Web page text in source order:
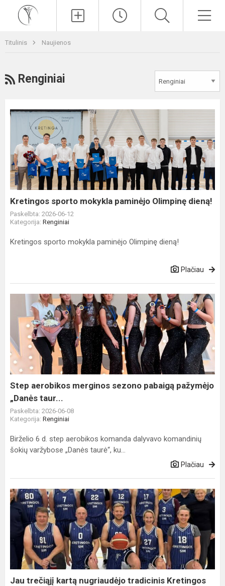
Titulinis Naujienos
RSS
Renginiai
Kretingos
sporto
mokykla
paminėjo
Olimpinę
dieną!
Kretingos sporto mokykla paminėjo Olimpinę dieną!
Paskelbta: 2026-06-12
Kategorija: Renginiai
Kretingos sporto mokykla paminėjo Olimpinę dieną!
Plačiau
Step
aerobikos
merginos
sezono
pabaigą
pažymėjo
„Danės
taur...
Step aerobikos merginos sezono pabaigą pažymėjo
„Danės taur...
Paskelbta: 2026-06-08
Kategorija: Renginiai
Birželio 6 d. step aerobikos komanda dalyvavo komandinių
šokių varžybose „Danės taurė“, ku...
Plačiau
Jau
trečiąjį
kartą
nugriaudėjo
tradicinis
Kretingos
SM
Bend...
Jau trečiąjį kartą nugriaudėjo tradicinis Kretingos